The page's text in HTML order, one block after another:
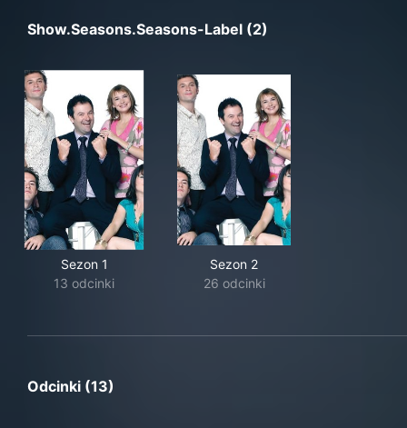
Show.seasons.seasons-Label (2)
Sezon 1
13 odcinki
Sezon 2
26 odcinki
Odcinki (13)